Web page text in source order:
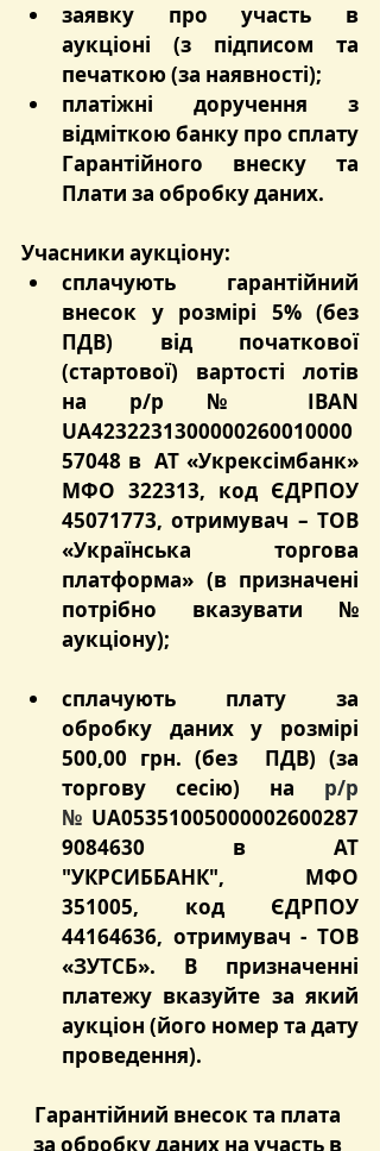
заявку про участь в
аукціоні (з підписом та
печаткою (за наявності);
платіжні доручення з
відміткою банку про сплату
Гарантійного внеску та
Плати за обробку даних.
Учасники аукціону:
сплачують гарантійний
внесок у розмірі 5% (без
ПДВ) від початкової
(стартової) вартості лотів
на р/р № IBAN
UA4232231300000260010000
57048 в  АТ «Укрексімбанк»
МФО 322313, код ЄДРПОУ
45071773, отримувач – ТОВ
«Українська торгова
платформа» (в призначені
потрібно вказувати №
аукціону);
сплачують плату за
обробку даних у розмірі
500,00 грн. (без  ПДВ) (за
торгову сесію) на
№ UA05351005000002600287
9084630 в АТ
"УКРСИББАНК", МФО
351005, код ЄДРПОУ
44164636, отримувач - ТОВ
«ЗУТСБ». В призначенні
платежу вказуйте за який
аукціон (його номер та дату
проведення).
Гарантійний внесок та плата
за обробку даних на участь в